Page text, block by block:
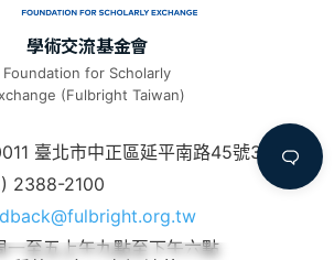
學術交流基金會
Foundation for Scholarly
(Fulbright Taiwan)
臺北市中正區延平南路45號3樓
2388-2100
一至五上午九點至下午六點